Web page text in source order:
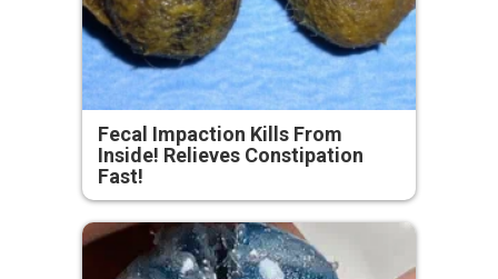
Fecal Impaction Kills From
Inside! Relieves Constipation
Fast!